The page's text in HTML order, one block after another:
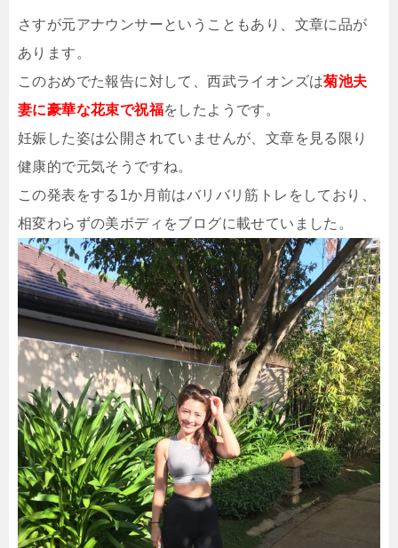
さすが元アナウンサーということもあり、文章に品が
あります。
このおめでた報告に対して、西武ライオンズは菊池夫
妻に豪華な花束で祝福をしたようです。
妊娠した姿は公開されていませんが、文章を見る限り
健康的で元気そうですね。
この発表をする1か月前はバリバリ筋トレをしており、
相変わらずの美ボディをブログに載せていました。